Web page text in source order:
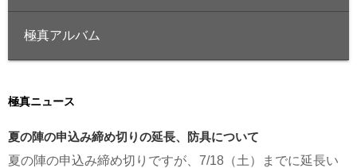
極真アルバム
極真ニュース
夏の陣の申込み締め切りの延長、防具について
夏の陣の申込み締め切りですが、7/18（土）までに延長い